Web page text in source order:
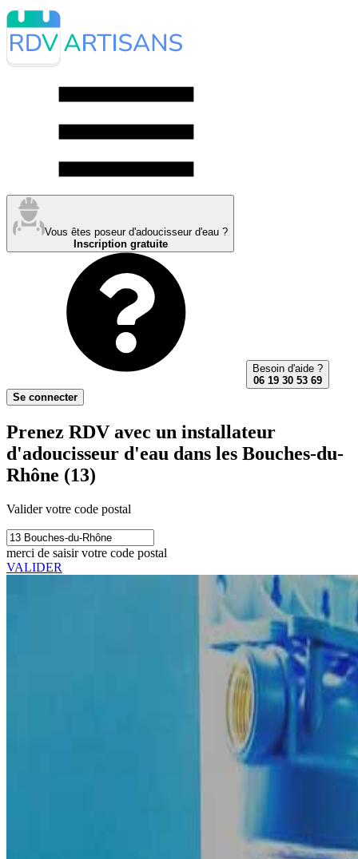
Vous êtes poseur d'adoucisseur d'eau ?
Inscription gratuite
Besoin d'aide ?
06 19 30 53 69
Se connecter
Prenez RDV avec un installateur
d'adoucisseur d'eau dans les Bouches-du-
Rhône (13)
Valider votre code postal
merci de saisir votre code postal
VALIDER